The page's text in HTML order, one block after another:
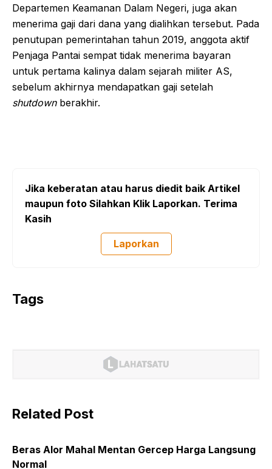
Departemen Keamanan Dalam Negeri, juga akan
menerima gaji dari dana yang dialihkan tersebut. Pada
penutupan pemerintahan tahun 2019, anggota aktif
Penjaga Pantai sempat tidak menerima bayaran
untuk pertama kalinya dalam sejarah militer AS,
sebelum akhirnya mendapatkan gaji setelah
shutdownberakhir.
Jika keberatan atau harus diedit baik Artikel
maupun foto Silahkan Klik Laporkan. Terima
Kasih
Laporkan
Tags
Related Post
Beras Alor Mahal Mentan Gercep Harga Langsung
Normal